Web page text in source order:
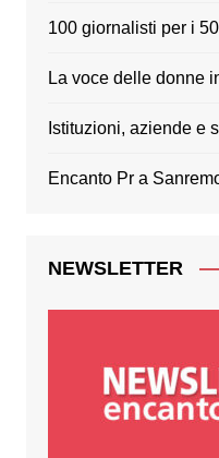
100 giornalisti per i
La voce delle donne
Istituzioni, aziende e
Encanto Pr a
NEWSLETTER